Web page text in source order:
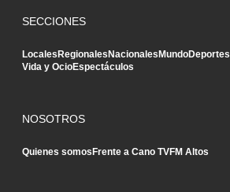
SECCIONES
Locales Regionales Nacionales MundoDeportes
Vida y OcioEspectáculos
NOSOTROS
Quienes somos Frente a Cano TVFM Altos